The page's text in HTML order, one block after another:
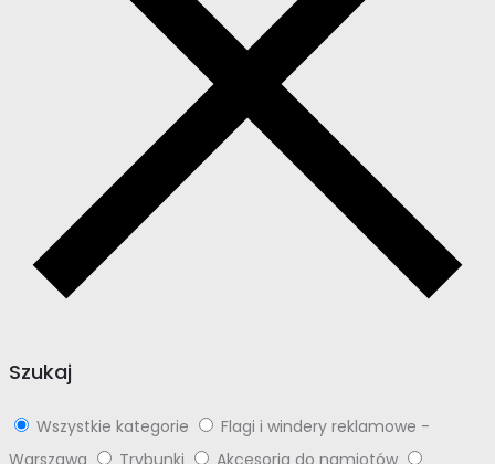
Szukaj
Wszystkie kategorie
Flagi i windery reklamowe -
Warszawa
Trybunki Akcesoria do namiotów